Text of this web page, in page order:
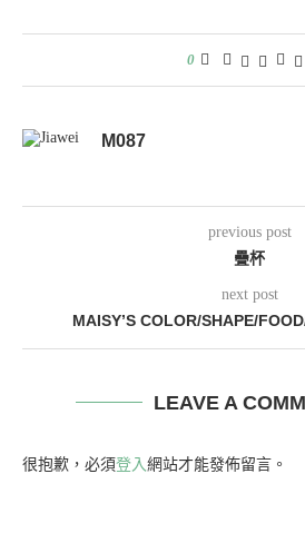
0
M087
previous post
疊杯
next post
MAISY’S COLOR/SHAPE/
LEAVE A
很抱歉，必須登入網站才能發佈留言。